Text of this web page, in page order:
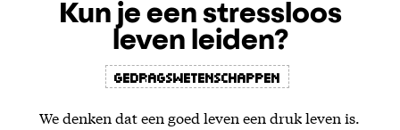
Kun je een stressloos
leven leiden?
Gedragswetenschappen
We denken dat een goed leven een druk leven is.